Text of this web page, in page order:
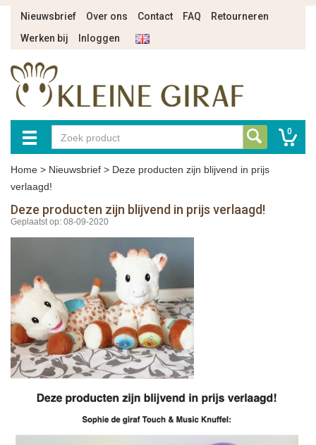
Nieuwsbrief Over ons Contact FAQ
Retourneren
Werken bij
Inloggen
0
Home > Nieuwsbrief > Deze producten zijn blijvend in prijs
verlaagd!
Deze producten zijn blijvend in prijs verlaagd!
Geplaatst op: 08-09-2020